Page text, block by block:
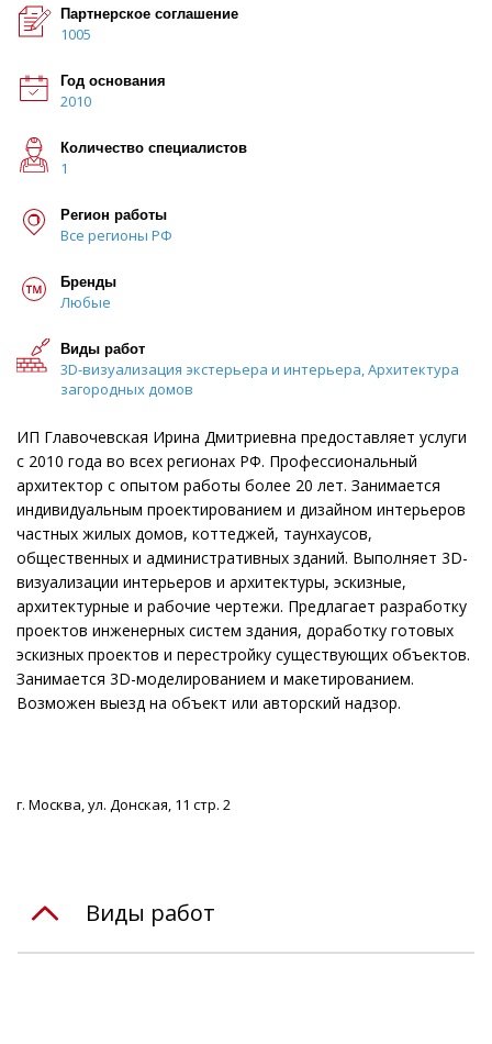
Партнерское соглашение
1005
Год основания
2010
Количество специалистов
1
Регион работы
Все регионы РФ
Бренды
Любые
Виды работ
3D-визуализация экстерьера и интерьера, Архитектура
загородных домов
ИП Главочевская Ирина Дмитриевна предоставляет услуги
с 2010 года во всех регионах РФ. Профессиональный
архитектор с опытом работы более 20 лет. Занимается
индивидуальным проектированием и дизайном интерьеров
частных жилых домов, коттеджей, таунхаусов,
общественных и административных зданий. Выполняет 3D-
визуализации интерьеров и архитектуры, эскизные,
архитектурные и рабочие чертежи. Предлагает разработку
проектов инженерных систем здания, доработку готовых
эскизных проектов и перестройку существующих объектов.
Занимается 3D-моделированием и макетированием.
Возможен выезд на объект или авторский надзор.
г. Москва, ул. Донская, 11 стр. 2
Виды работ